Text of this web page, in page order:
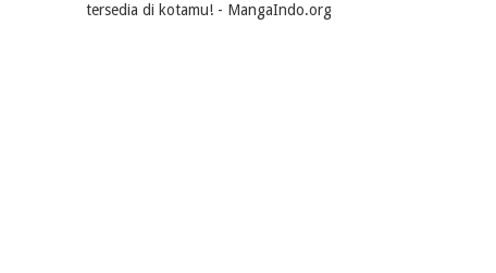
tersedia di kotamu! - MangaIndo.org